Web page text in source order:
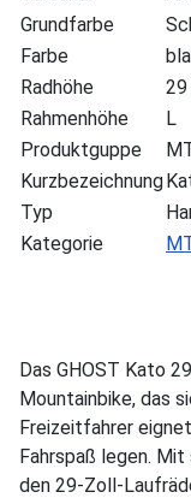
Grundfarbe
Farbe
Radhöhe
Rahmenhöhe
L
Produktguppe
Kurzbezeichnung
Typ
Kategorie
Das GHOST Kato
Mountainbike, das
Freizeitfahrer
Fahrspaß legen.
den 29-Zoll-